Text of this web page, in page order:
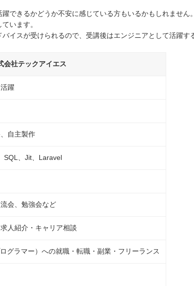
できるかどうか不安に感じている方もいるかもしれません。
います。
イスが受けられるので、受講後はエンジニアとして活躍す
会社テックアイエス
躍
自主製作
SQL、Jit、Laravel
会、勉強会など
人紹介・キャリア相談
グラマー）への就職・転職・副業・フリーランス